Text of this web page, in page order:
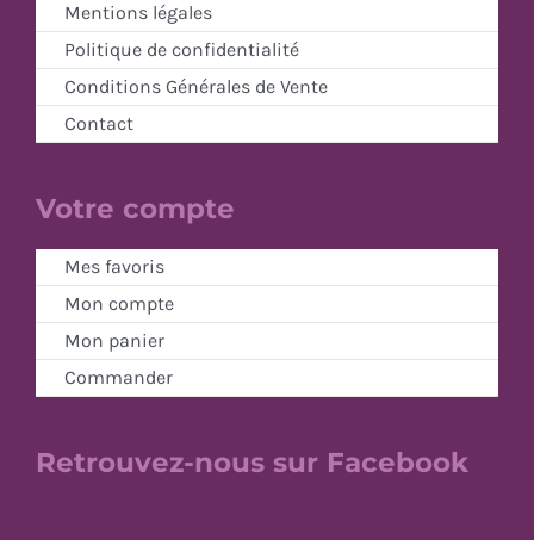
Mentions légales
Politique de confidentialité
Conditions Générales de Vente
Contact
Votre compte
Mes favoris
Mon compte
Mon panier
Commander
Retrouvez-nous sur Facebook